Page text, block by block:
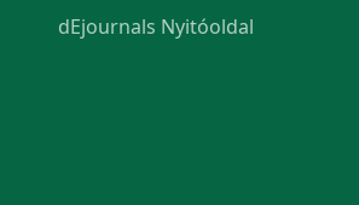
dEjournals Nyitóoldal